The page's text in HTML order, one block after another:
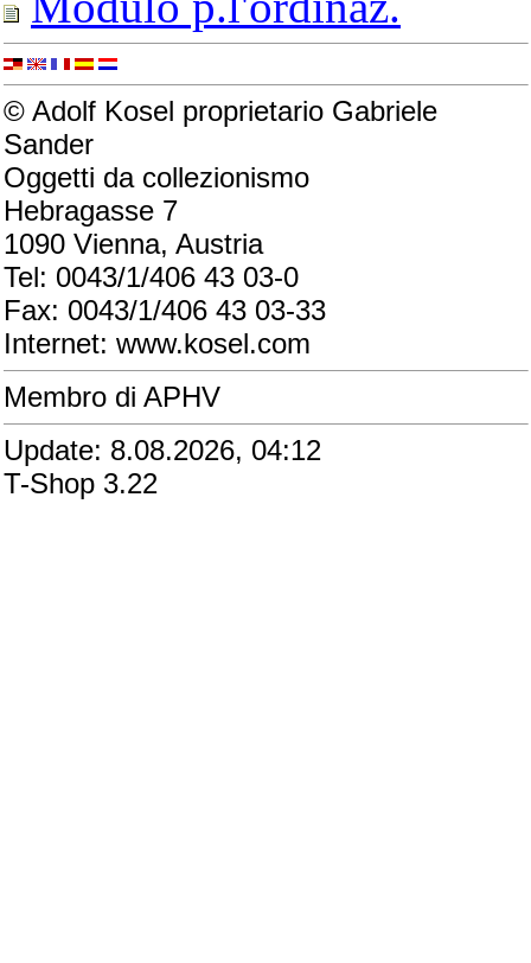
© Adolf Kosel proprietario Gabriele
Sander
Oggetti da collezionismo
Hebragasse 7
1090 Vienna, Austria
Tel: 0043/1/406 43 03-0
Fax: 0043/1/406 43 03-33
Internet: www.kosel.com
Membro di APHV
Update: 8.08.2026, 04:12
T-Shop 3.22